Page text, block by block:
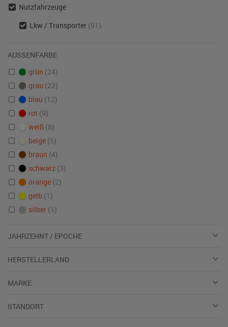
Nutzfahrzeuge
Lkw / Transporter (91)
AUSSENFARBE
grün (24)
grau (22)
blau (12)
rot (9)
weiß (8)
beige (5)
braun (4)
schwarz (3)
orange (2)
gelb (1)
silber (1)
JAHRZEHNT / EPOCHE
HERSTELLERLAND
MARKE
STANDORT